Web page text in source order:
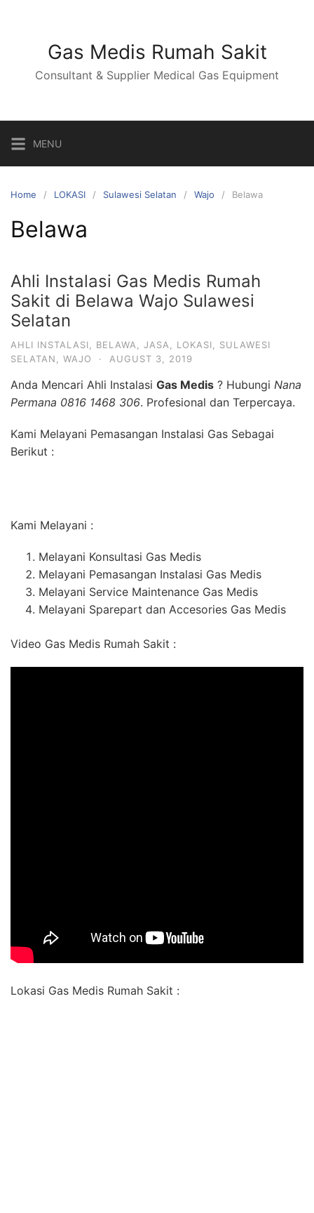
Gas Medis Rumah Sakit
Consultant & Supplier Medical Gas Equipment
MENU
Home LOKASI Sulawesi Selatan Wajo Belawa
Belawa
Ahli Instalasi Gas Medis Rumah
Sakit di Belawa Wajo Sulawesi
Selatan
AHLI INSTALASI BELAWA JASA LOKASI
SULAWESI
SELATAN
WAJO · AUGUST 3, 2019
Anda Mencari Ahli Instalasi Gas Medis ? Hubungi Nana
Permana 0816 1468 306. Profesional dan Terpercaya.
Kami Melayani Pemasangan Instalasi Gas Sebagai
Berikut :
Kami Melayani :
Melayani Konsultasi Gas Medis
Melayani Pemasangan Instalasi Gas Medis
Melayani Service Maintenance Gas Medis
Melayani Sparepart dan Accesories Gas Medis
Video Gas Medis Rumah Sakit :
Lokasi Gas Medis Rumah Sakit :